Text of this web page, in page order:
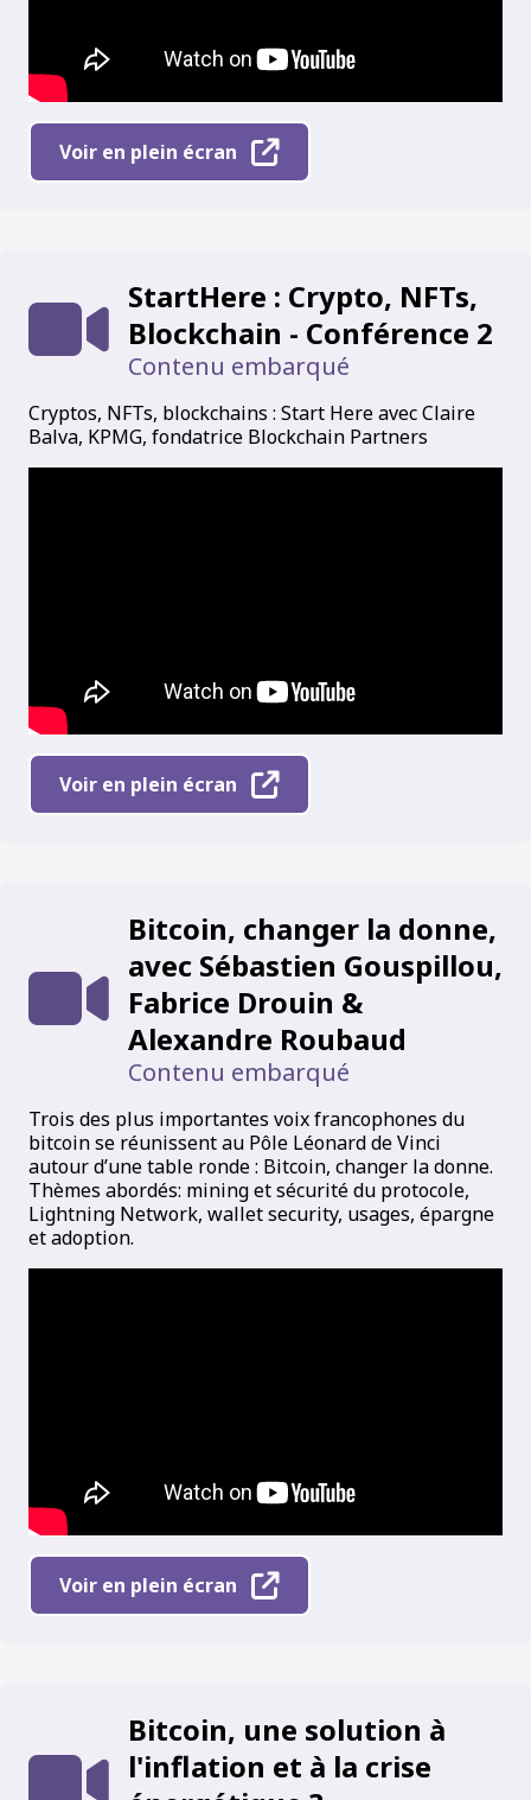
Voir en plein écran
StartHere : Crypto, NFTs,
Blockchain - Conférence 2
Contenu embarqué
Cryptos, NFTs, blockchains : Start Here avec Claire
Balva, KPMG, fondatrice Blockchain Partners
Voir en plein écran
Bitcoin, changer la donne,
avec Sébastien Gouspillou,
Fabrice Drouin &
Alexandre Roubaud
Contenu embarqué
Trois des plus importantes voix francophones du
bitcoin se réunissent au Pôle Léonard de Vinci
autour d’une table ronde : Bitcoin, changer la donne.
Thèmes abordés: mining et sécurité du protocole,
Lightning Network, wallet security, usages, épargne
et adoption.
Voir en plein écran
Bitcoin, une solution à
l'inflation et à la crise